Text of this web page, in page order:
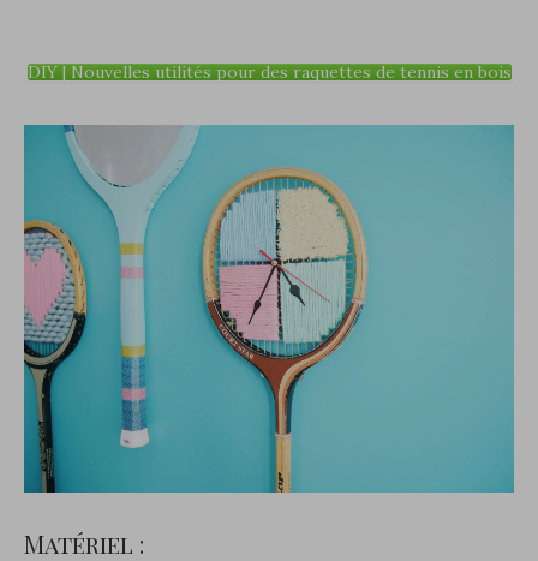
DIY | Nouvelles utilités pour des raquettes de tennis en bois
Matériel :